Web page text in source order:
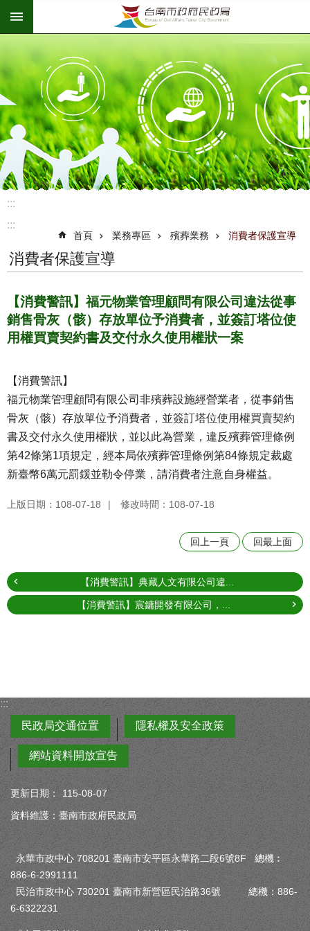
跳到主要內容區塊
:::
:::
首頁 業務專區 殯葬業務 消費者保護宣導
消費者保護宣導
【消費警訊】福元物業管理顧問有限公司違法從事
銷售骨灰（骸）存放單位予消費者，並簽訂塔位使
用權買賣契約書及交付永久使用權狀一案
【消費警訊】
福元物業管理顧問有限公司非殯葬設施經營業者，從事銷售
骨灰（骸）存放單位予消費者，並簽訂塔位使用權買賣契約
書及交付永久使用權狀，並以此為營業，違反殯葬管理條例
第42條第1項規定，經本局依殯葬管理條例第84條規定裁處
新臺幣6萬元罰鍰並勒令停業，請消費者注意自身權益。
上版日期：108-07-18 修改時間：108-07-18
回上一頁 回最上面
【消費警訊】典藏人文有限公司違...
【消費警訊】宸鏞開發有限公司，...
:::
民政局交通位置
隱私權及安全政策
網站資料開放宣告
更新日期：
115-08-07
資料維護：臺南市政府民政局
永華市政中心 708201 臺南市安平區永華路二段6號8F 總機︰
886-6-2991111
民治市政中心 730201 臺南市新營區民治路36號 總機：886-
6-6322231